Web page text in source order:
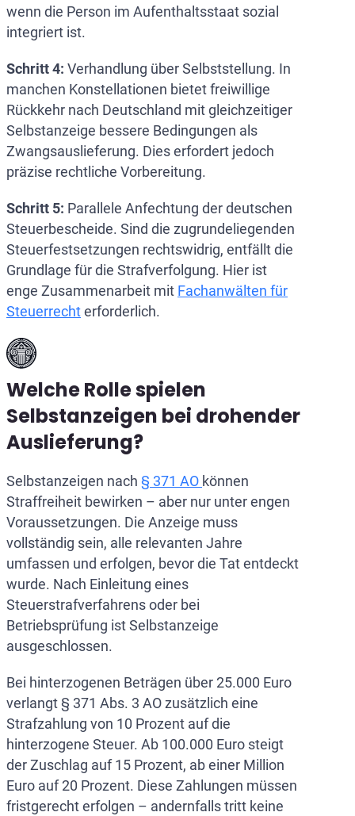
wenn die Person im Aufenthaltsstaat sozial
integriert ist.
Schritt 4: Verhandlung über Selbststellung. In
manchen Konstellationen bietet freiwillige
Rückkehr nach Deutschland mit gleichzeitiger
Selbstanzeige bessere Bedingungen als
Zwangsauslieferung. Dies erfordert jedoch
präzise rechtliche Vorbereitung.
Schritt 5: Parallele Anfechtung der deutschen
Steuerbescheide. Sind die zugrundeliegenden
Steuerfestsetzungen rechtswidrig, entfällt die
Grundlage für die Strafverfolgung. Hier ist
enge Zusammenarbeit mit Fachanwälten für
Steuerrechterforderlich.
Welche Rolle spielen
Selbstanzeigen bei drohender
Auslieferung?
Selbstanzeigen nach § 371 AO können
Straffreiheit bewirken – aber nur unter engen
Voraussetzungen. Die Anzeige muss
vollständig sein, alle relevanten Jahre
umfassen und erfolgen, bevor die Tat entdeckt
wurde. Nach Einleitung eines
Steuerstrafverfahrens oder bei
Betriebsprüfung ist Selbstanzeige
ausgeschlossen.
Bei hinterzogenen Beträgen über 25.000 Euro
verlangt § 371 Abs. 3 AO zusätzlich eine
Strafzahlung von 10 Prozent auf die
hinterzogene Steuer. Ab 100.000 Euro steigt
der Zuschlag auf 15 Prozent, ab einer Million
Euro auf 20 Prozent. Diese Zahlungen müssen
fristgerecht erfolgen – andernfalls tritt keine